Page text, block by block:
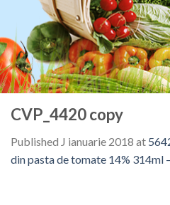
CVP_4420 copy
Published J ianuarie 2018 at
din pasta de tomate 14% 314ml